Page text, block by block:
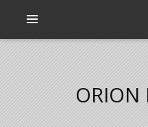
ORION